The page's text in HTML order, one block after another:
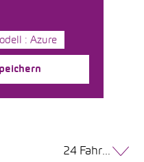
: Azure
24 Fahrzeuge pro Seite